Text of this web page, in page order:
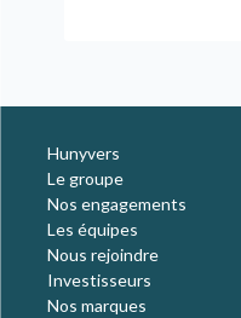
Hunyvers
Le groupe
Nos engagements
Les équipes
Nous rejoindre
Investisseurs
Nos marques